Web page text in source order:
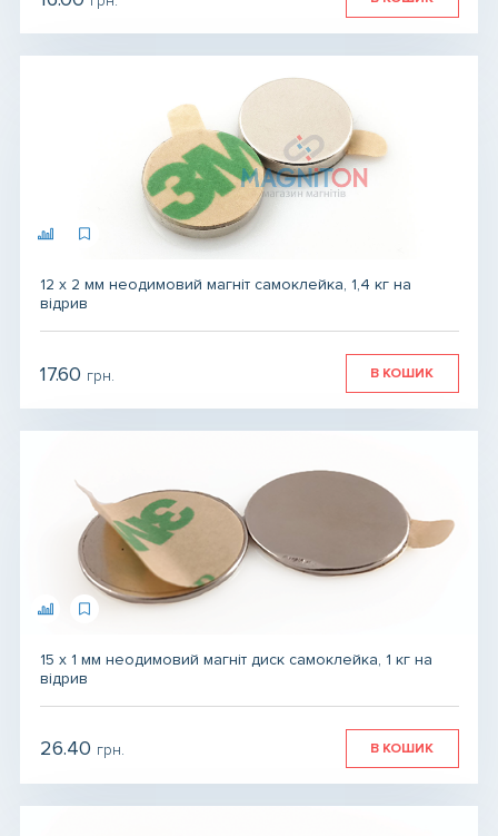
грн.
12 х 2 мм неодимовий магніт самоклейка, 1,4 кг на
відрив
грн.
17.60 грн. В КОШИК
15 х 1 мм неодимовий магніт диск самоклейка, 1 кг на
відрив
грн.
26.40 грн. В КОШИК